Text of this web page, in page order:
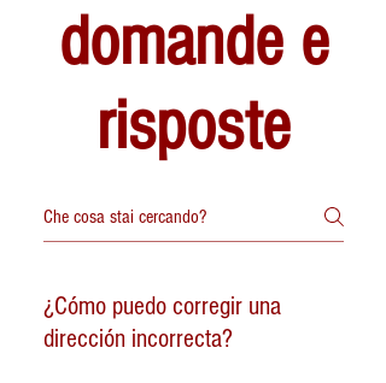
domande e
risposte
¿Cómo puedo corregir una
dirección incorrecta?